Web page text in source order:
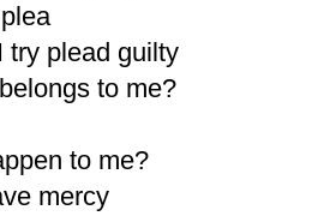
try plead guilty
to me?
to me?
mercy